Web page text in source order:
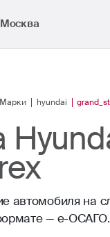
Москва
Марки hyundai
автомобиля на
— е-ОСАГО.